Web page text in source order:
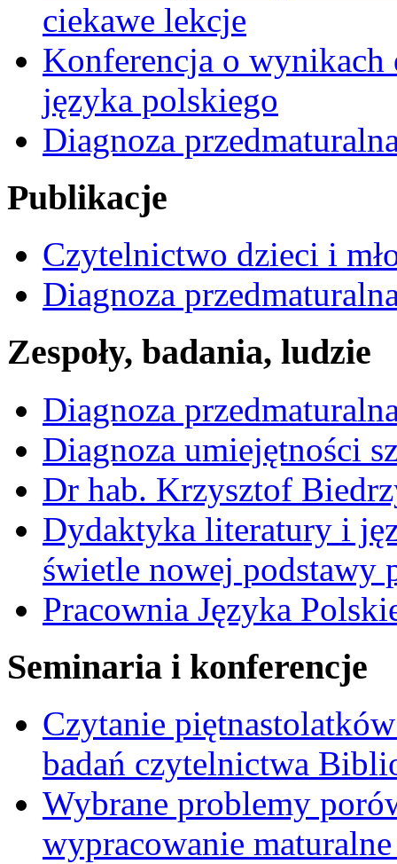
ciekawe lekcje
Konferencja o wynikach
języka polskiego
Diagnoza
Publikacje
Czytelnictwo dzieci i
Diagnoza
Zespoły, badania, ludzie
Diagnoza
Diagnoza umiejętności
Dr hab. Krzysztof
Dydaktyka literatury i
świetle nowej podstawy
Pracownia Języka
Seminaria i konferencje
Czytanie
badań czytelnictwa
Wybrane problemy
wypracowanie